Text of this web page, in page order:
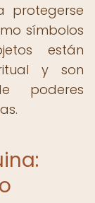
protegerse
símbolos
están
y son
poderes